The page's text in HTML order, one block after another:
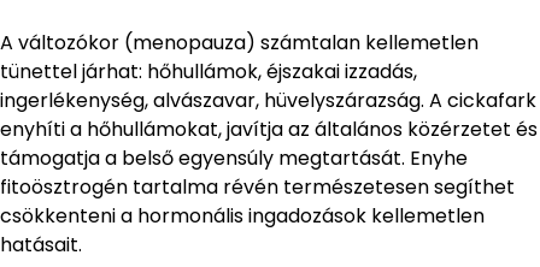
A változókor (menopauza) számtalan kellemetlen
tünettel járhat: hőhullámok, éjszakai izzadás,
ingerlékenység, alvászavar, hüvelyszárazság. A cickafark
enyhíti a hőhullámokat, javítja az általános közérzetet és
támogatja a belső egyensúly megtartását. Enyhe
fitoösztrogén tartalma révén természetesen segíthet
csökkenteni a hormonális ingadozások kellemetlen
hatásait.